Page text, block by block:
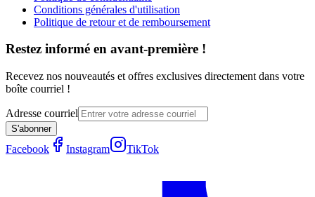
Conditions générales d'utilisation
Politique de retour et de remboursement
Restez informé en avant-première !
Recevez nos nouveautés et offres exclusives directement dans votre
boîte courriel !
Adresse courriel
S'abonner
Facebook Instagram TikTok